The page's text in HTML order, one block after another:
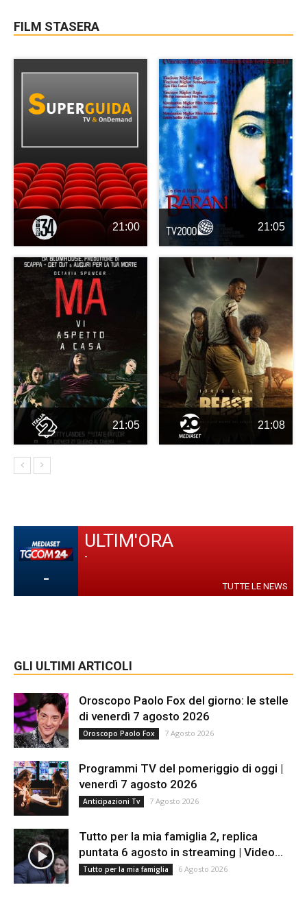
FILM STASERA
21:00 21:05
21:05 21:08
-
ULTIM'ORA
-
TUTTE LE NEWS
GLI ULTIMI ARTICOLI
Oroscopo Paolo Fox del giorno: le stelle
di venerdì 7 agosto 2026
Oroscopo Paolo Fox 7 Agosto 2026
Programmi TV del pomeriggio di oggi |
venerdì 7 agosto 2026
Anticipazioni Tv 7 Agosto 2026
Tutto per la mia famiglia 2, replica
puntata 6 agosto in streaming | Video...
Tutto per la mia famiglia 6 Agosto 2026